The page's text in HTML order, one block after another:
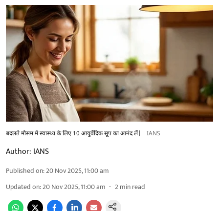
बदलते मौसम में स्वास्थ्य के लिए 10 आयुर्वेदिक सूप का आनंद लें| IANS
Author: IANS
Published on:20 Nov 2025, 11:00 am
Updated on:20 Nov 2025, 11:00 am 2min read